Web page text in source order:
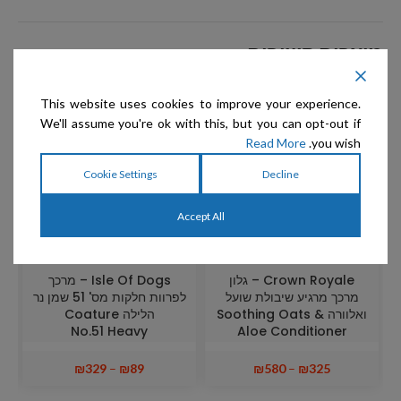
מוצרים קשורים
מבצע
Crown Royale – גלון
מרכך מרגיע שיבולת שועל
ואלוורה Soothing Oats &
Aloe Conditioner
₪325
–
₪580
מבצע
Isle Of Dogs – מרכך
לפרוות חלקות מס' 51 שמן נר
הלילה Coature
No.51 Heavy
Aloe, Rosemary And
₪89
–
₪329
This website uses cookies to improve your experience.
We'll assume you're ok with this, but you can opt-out if
you wish.
Read More
Decline
Cookie Settings
Accept All